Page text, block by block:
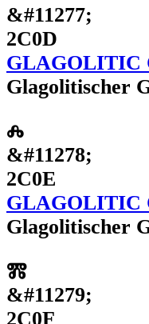
&#11277;
2C0D
GLAGOLITIC
Glagolitischer
Ⰾ
&#11278;
2C0E
GLAGOLITIC
Glagolitischer
Ⰿ
&#11279;
2C0F